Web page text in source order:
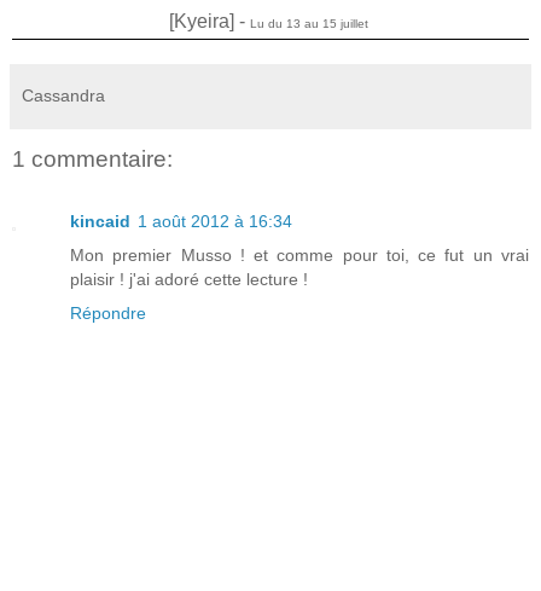
[Kyeira] - Lu du 13 au 15 juillet
Cassandra
1 commentaire:
kincaid 1 août 2012 à 16:34
Mon premier Musso ! et comme pour toi, ce fut un vrai
plaisir ! j'ai adoré cette lecture !
Répondre